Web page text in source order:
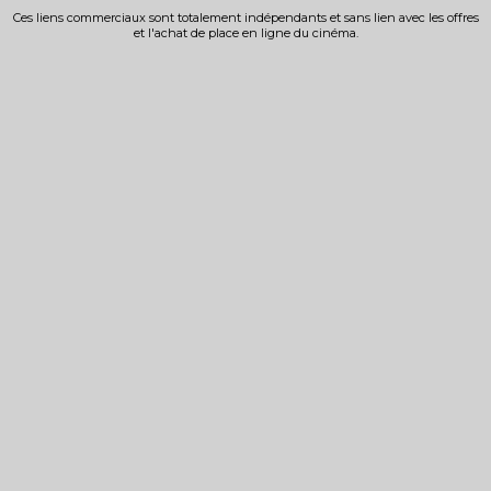
Ces liens commerciaux sont totalement indépendants et sans lien avec les offres
et l'achat de place en ligne du cinéma.